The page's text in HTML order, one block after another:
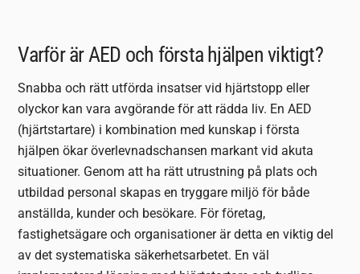
Varför är AED och första hjälpen viktigt?
Snabba och rätt utförda insatser vid hjärtstopp eller
olyckor kan vara avgörande för att rädda liv. En AED
(hjärtstartare) i kombination med kunskap i första
hjälpen ökar överlevnadschansen markant vid akuta
situationer. Genom att ha rätt utrustning på plats och
utbildad personal skapas en tryggare miljö för både
anställda, kunder och besökare. För företag,
fastighetsägare och organisationer är detta en viktig del
av det systematiska säkerhetsarbetet. En väl